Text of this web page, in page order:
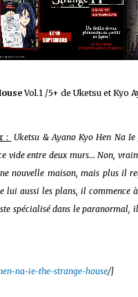
un bénéfice sur les achats
Vol.1 /5+ de Uketsu et Kyo
:
Uketsu & Ayano Kyo Hen Na
vide entre deux murs... Non,
nouvelle maison, mais plus il
lui aussi les plans, il commence
spécialisé dans le paranormal,
na-ie-the-strange-house/]